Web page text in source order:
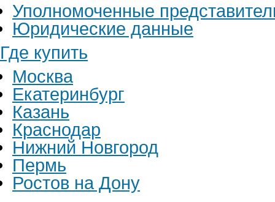
Уполномоченные
Юридические данные
Где купить
Москва
Екатеринбург
Казань
Краснодар
Нижний Новгород
Пермь
Ростов на Дону